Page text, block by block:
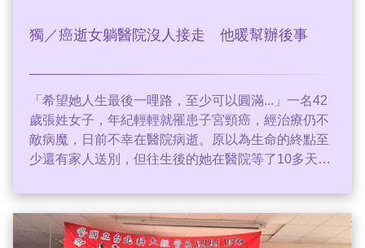
獨／癌逝女躺醫院沒人接走 他暖幫辦後事
「希望她人生最後一哩路，至少可以圓滿...」一名42
歲張姓女子，年紀輕輕就罹患子宮頸癌，經治療仍不
敵病魔，日前不幸在醫院病逝。原以為生命的終點至
少還有家人送別，但往生後的她在醫院等了10多天，
找親屬，多年未聯絡的堂哥得知消息後四處奔走求
援，最後在十方功德行善團與創辦人陳永聰的協助
下，順利完成後事，也讓她得以有尊嚴地向人生告